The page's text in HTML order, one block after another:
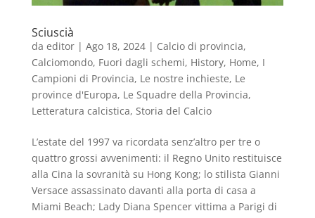
Sciuscià
da editor| Ago 18, 2024| Calcio di provincia,
Calciomondo, Fuori dagli schemi, History, Home, I
Campioni di Provincia, Le nostre inchieste, Le
province d'Europa, Le Squadre della Provincia,
Letteratura calcistica, Storia del Calcio
L’estate del 1997 va ricordata senz’altro per tre o
quattro grossi avvenimenti: il Regno Unito restituisce
alla Cina la sovranità su Hong Kong; lo stilista Gianni
Versace assassinato davanti alla porta di casa a
Miami Beach; Lady Diana Spencer vittima a Parigi di